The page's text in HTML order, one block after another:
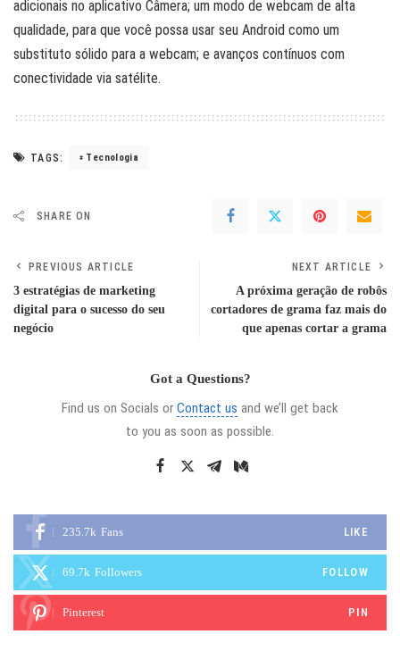
adicionais no aplicativo Câmera; um modo de webcam de alta
qualidade, para que você possa usar seu Android como um
substituto sólido para a webcam; e avanços contínuos com
conectividade via satélite.
TAGS: Tecnologia
SHARE ON
PREVIOUS ARTICLE
3 estratégias de marketing
digital para o sucesso do seu
negócio
NEXT ARTICLE
A próxima geração de robôs
cortadores de grama faz mais do
que apenas cortar a grama
Got a Questions?
Find us on Socials or Contact us and we’ll get back
to you as soon as possible.
235.7k Fans LIKE
69.7k Followers FOLLOW
Pinterest PIN